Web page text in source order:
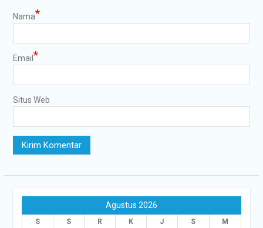
Nama*
Email *
Situs Web
Agustus 2026
S S R K J S
M